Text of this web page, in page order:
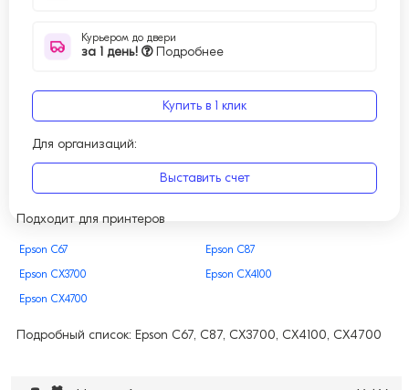
Курьером до двери
за 1 день! Подробнее
Купить в 1 клик
Для организаций:
Выставить счет
Подходит для принтеров
Epson C67
Epson C87
Epson CX3700
Epson CX4100
Epson CX4700
Подробный список: Epson C67, C87, CX3700, CX4100, CX4700